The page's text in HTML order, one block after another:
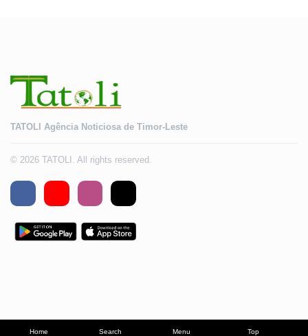
Home Search Menu Top
TATOLI Agência Noticiosa de Timor-Leste
© 2026 TATOLI. All rights reserved.